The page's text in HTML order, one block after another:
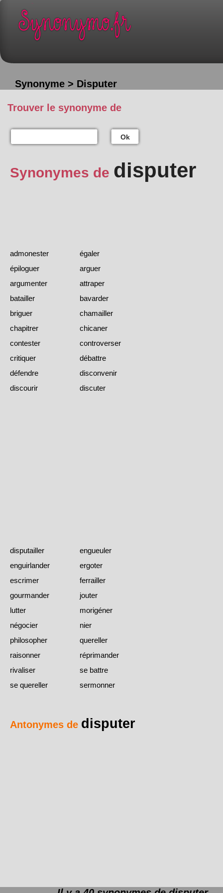
Synonyme > Disputer
Trouver le synonyme de
Ok
Synonymes de disputer
admonester
égaler
épiloguer
arguer
argumenter
attraper
batailler
bavarder
briguer
chamailler
chapitrer
chicaner
contester
controverser
critiquer
débattre
défendre
disconvenir
discourir
discuter
disputailler
engueuler
enguirlander
ergoter
escrimer
ferrailler
gourmander
jouter
lutter
morigéner
négocier
nier
philosopher
quereller
raisonner
réprimander
rivaliser
se battre
se quereller
sermonner
Antonymes de disputer